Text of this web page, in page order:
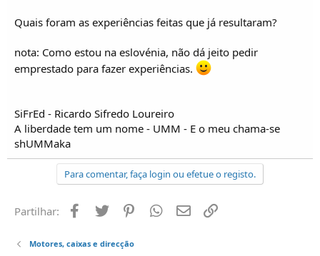
Quais foram as experiências feitas que já resultaram?
nota: Como estou na eslovénia, não dá jeito pedir
emprestado para fazer experiências.
SiFrEd - Ricardo Sifredo Loureiro
A liberdade tem um nome - UMM - E o meu chama-se
shUMMaka
Para comentar, faça login ou efetue o registo.
Partilhar: Facebook
Twitter PinterestWhatsapp
Email
Motores, caixas e direcção